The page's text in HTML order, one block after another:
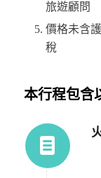
旅遊顧問
價格未含
稅
本行程包含